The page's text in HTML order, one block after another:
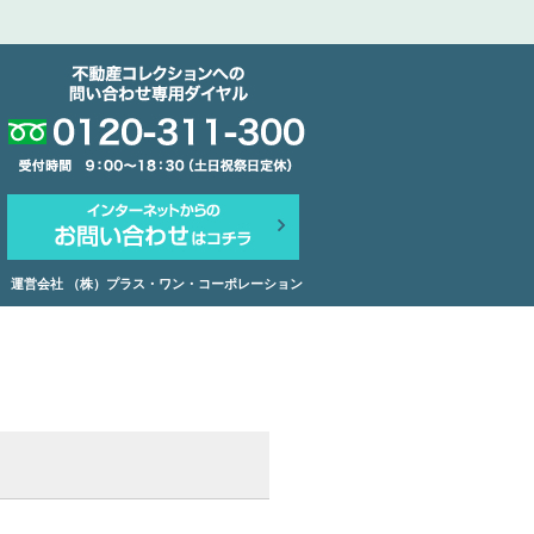
運営会社 （株）プラス・ワン・コーポレーション